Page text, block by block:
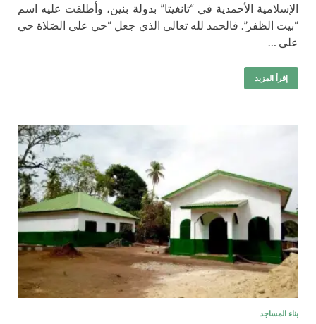
الإسلامية الأحمدية في “تانغيتا” بدولة بنين، وأطلقت عليه اسم
“بيت الظفر”. فالحمد لله تعالى الذي جعل “حي على الصَلاة حي
على …
إقرأ المزيد
بناء المساجد